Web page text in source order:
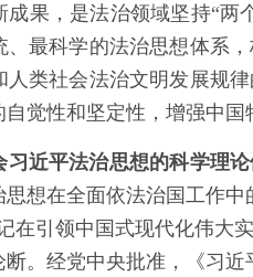
成果，是法治领域坚持“两
、最科学的法治思想体系
人类社会法治文明发展规
觉性和坚定性，增强中国
习近平法治思想的科学理论
想在全面依法治国工作
在引领中国式现代化伟大
。经党中央批准，《习